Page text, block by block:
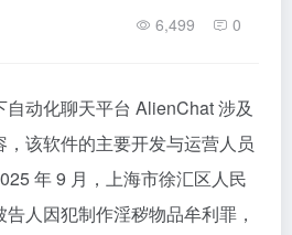
6,499 0
动化聊天平台 AlienChat 涉及
该软件的主要开发与运营人员
年 9 月，上海市徐汇区人民
人因犯制作淫秽物品牟利罪，